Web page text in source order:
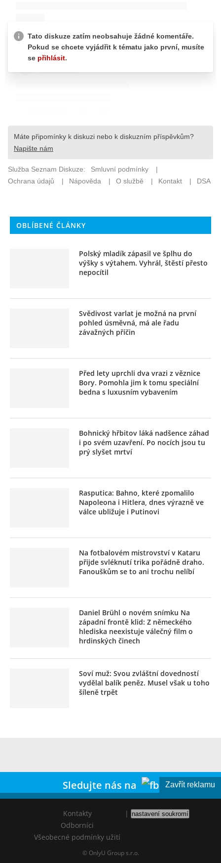
OBLÍBENÉ ČLÁNKY
Polský mladík zápasil ve šplhu do
výšky s výtahem. Vyhrál, štěstí přesto
nepocítil
Svědivost varlat je možná na první
pohled úsměvná, má ale řadu
závažných příčin
Před lety uprchli dva vrazi z věznice
Bory. Pomohla jim k tomu speciální
bedna s luxusním vybavením
Bohnický hřbitov láká nadšence záhad
i po svém uzavření. Po nocích jsou tu
prý slyšet mrtví
Rasputica: Bahno, které zpomalilo
Napoleona i Hitlera, dnes výrazně ve
válce ubližuje i Putinovi
Na fotbalovém mistrovství v Kataru
přijde svléknutí trika pořádně draho.
Fanouškům se to ani trochu nelíbí
Daniel Brühl o novém snímku Na
západní frontě klid: Z německého
hlediska neexistuje válečný film o
hrdinských činech
Soví muž: Svou zvláštní dovedností
vydělal balík peněz. Musel však u toho
šíleně trpět
Sledujte nás na
Kontakty
Odborníci
Všeobecné podmínky užití
| nastavení soukromí
© OnlyU Group s.r.o.
Zavřít reklamu